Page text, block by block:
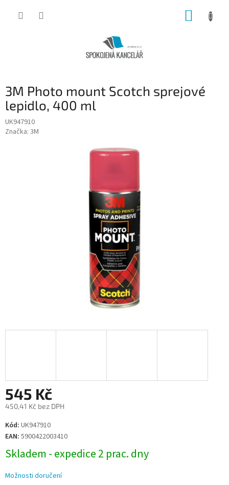
3M Photo mount Scotch sprejové
lepidlo, 400 ml
UK947910
Značka: 3M
545 Kč
450,41 Kč bez DPH
Měrná
cena:
Kód: UK947910
EAN: 5900422003410
Skladem - expedice 2 prac. dny
Možnosti doručení